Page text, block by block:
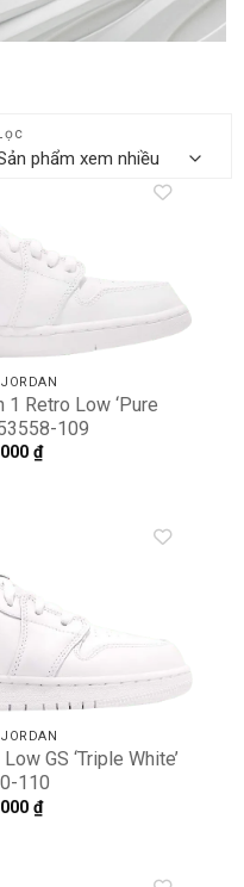
1 Retro Low ‘Pure
109
₫
GS ‘Triple White’
110
₫